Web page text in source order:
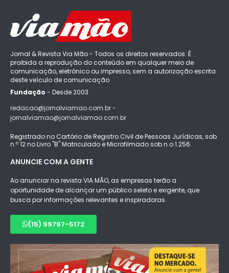
Jornal & Revista Via Mão - Todos os direitos reservados. É
proibida a reprodução do conteúdo em qualquer meio de
comunicação, eletrônico ou impresso, sem a autorização escrita
deste veículo de comunicação
Fundação - Desde 2003
redacao@jornalviamao.com.br -
jornalviamao@jornalviamao.com.br
Registrado no Cartório de Registro Civil de Pessoas Jurídicas, sob
n.º 12 no Livro "B" Matriculado e Microfilmado sob n.o 1.256.
ANUNCIE COM A GENTE
Ao anunciar na revista VIA MÃO, as empresas terão a
oportunidade de alcançar um público seleto e exigente, que
busca por informações relevantes e inspiradoras.
(15) 99797-5172